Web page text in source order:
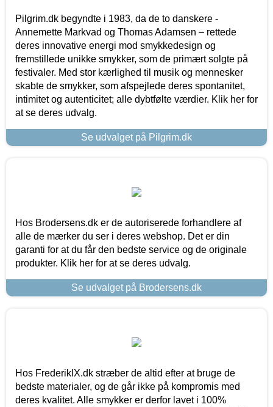
Pilgrim.dk begyndte i 1983, da de to danskere -
Annemette Markvad og Thomas Adamsen – rettede
deres innovative energi mod smykkedesign og
fremstillede unikke smykker, som de primært solgte på
festivaler. Med stor kærlighed til musik og mennesker
skabte de smykker, som afspejlede deres spontanitet,
intimitet og autenticitet; alle dybtfølte værdier. Klik her for
at se deres udvalg.
Se udvalget på Pilgrim.dk
Hos Brodersens.dk er de autoriserede forhandlere af
alle de mærker du ser i deres webshop. Det er din
garanti for at du får den bedste service og de originale
produkter. Klik her for at se deres udvalg.
Se udvalget på Brodersens.dk
Hos FrederikIX.dk stræber de altid efter at bruge de
bedste materialer, og de går ikke på kompromis med
deres kvalitet. Alle smykker er derfor lavet i 100%